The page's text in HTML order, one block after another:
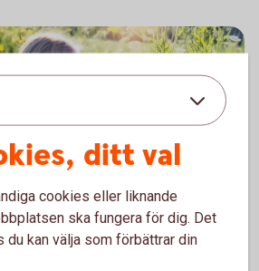
ditt val
cookies eller liknande
ska fungera för dig. Det
du kan välja som förbättrar din